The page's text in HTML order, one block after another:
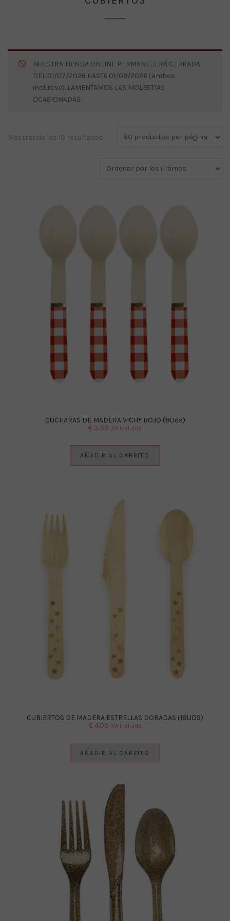
NUESTRA TIENDA ONLINE PERMANECERÁ CERRADA
DEL 01/07/2026 HASTA 01/09/2026 (ambos
inclusive). LAMENTAMOS LAS MOLESTIAS
OCASIONADAS.
Mostrando los 10 resultados Ordenado
últimos
CUCHARAS DE MADERA VICHY ROJO (8Uds)
€ 3.00 IVA Incluido
AÑADIR AL CARRITO
CUBIERTOS DE MADERA ESTRELLAS DORADAS (18UDS)
€4.00 IVA Incluido
AÑADIR AL CARRITO